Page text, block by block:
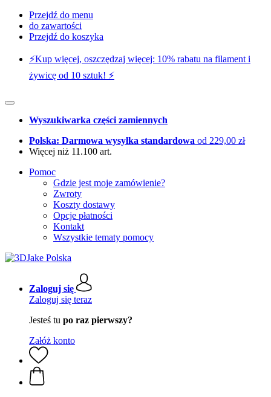
Przejdź do menu
do zawartości
Przejdź do koszyka
⚡️Kup więcej, oszczędzaj więcej: 10% rabatu na filament i
żywicę od 10 sztuk! ⚡️
Wyszukiwarka części zamiennych
Polska: Darmowa wysyłka standardowa od 229,00 zł
Więcej niż 11.100 art.
Pomoc
Gdzie jest moje zamówienie?
Zwroty
Koszty dostawy
Opcje płatności
Kontakt
Wszystkie tematy pomocy
Zaloguj się
Zaloguj się teraz
Jesteś tu po raz pierwszy?
Załóż konto